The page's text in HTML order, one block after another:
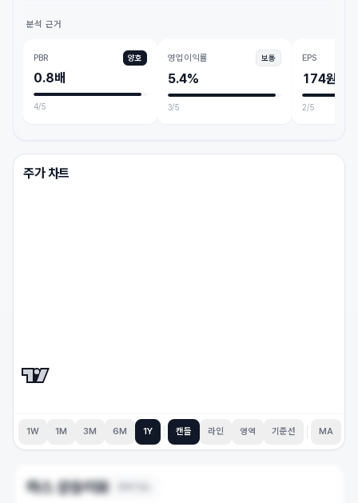
분석 근거
PBR 양호
0.8배
4/5
영업이익률 보통
5.4%
3/5
EPS
174원
2/5
주가 차트
1W 1M 3M 6M 1Y 캔들 라인 영역 기준선 MA
하스상승이유